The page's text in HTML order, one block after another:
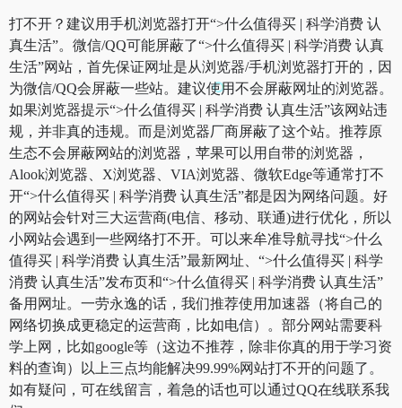
打不开？建议用手机浏览器打开“>什么值得买 | 科学消费 认
真生活”。微信/QQ可能屏蔽了“>什么值得买 | 科学消费 认真
生活”网站，首先保证网址是从浏览器/手机浏览器打开的，因
为微信/QQ会屏蔽一些站。建议使用不会屏蔽网址的浏览器。
如果浏览器提示“>什么值得买 | 科学消费 认真生活”该网站违
规，并非真的违规。而是浏览器厂商屏蔽了这个站。推荐原
生态不会屏蔽网站的浏览器，苹果可以用自带的浏览器，
Alook浏览器、X浏览器、VIA浏览器、微软Edge等通常打不
开“>什么值得买 | 科学消费 认真生活”都是因为网络问题。好
的网站会针对三大运营商(电信、移动、联通)进行优化，所以
小网站会遇到一些网络打不开。可以来牟准导航寻找“>什么
值得买 | 科学消费 认真生活”最新网址、“>什么值得买 | 科学
消费 认真生活”发布页和“>什么值得买 | 科学消费 认真生活”
备用网址。一劳永逸的话，我们推荐使用加速器（将自己的
网络切换成更稳定的运营商，比如电信）。部分网站需要科
学上网，比如google等（这边不推荐，除非你真的用于学习资
料的查询）以上三点均能解决99.99%网站打不开的问题了。
如有疑问，可在线留言，着急的话也可以通过QQ在线联系我